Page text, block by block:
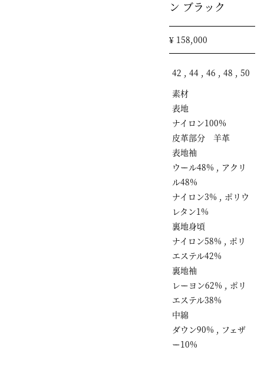
ン ブラック
¥ 158,000
42 , 44 , 46 , 48 , 50
素材
表地
ナイロン100%
皮革部分 羊革
表地袖
ウール48% , アクリ
ル48%
ナイロン3% , ポリウ
レタン1%
裏地身頃
ナイロン58% , ポリ
エステル42%
裏地袖
レーヨン62% , ポリ
エステル38%
中綿
ダウン90% , フェザ
ー10%